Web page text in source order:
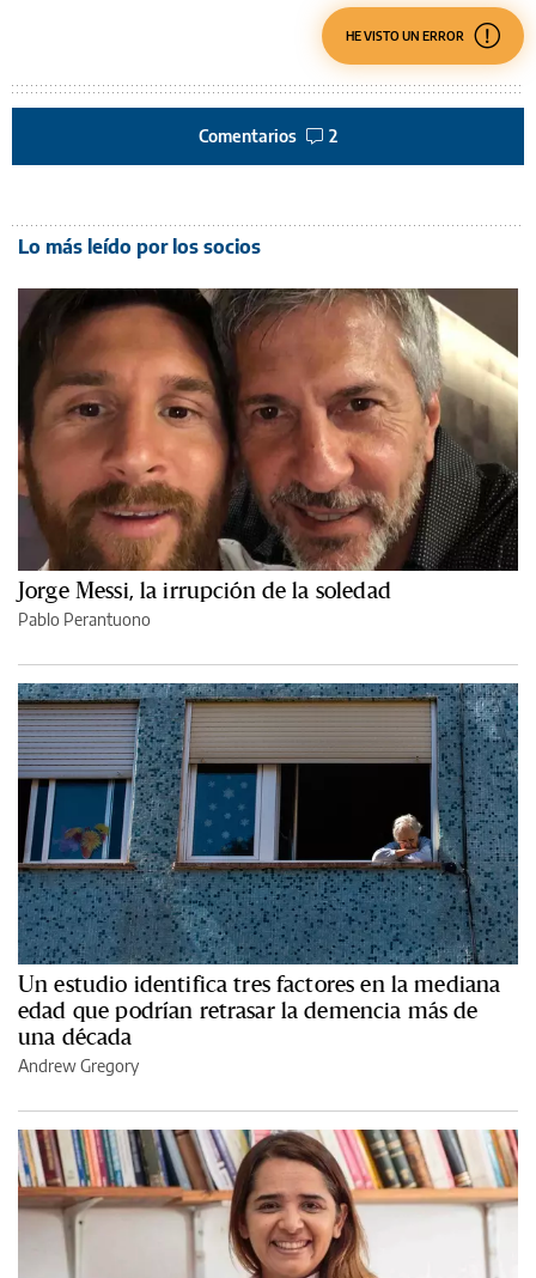
HE VISTO UN ERROR
Comentarios 2
Lo más leído por los socios
Jorge Messi, la irrupción de la soledad
Pablo Perantuono
Un estudio identifica tres factores en la mediana
edad que podrían retrasar la demencia más de
una década
Andrew Gregory